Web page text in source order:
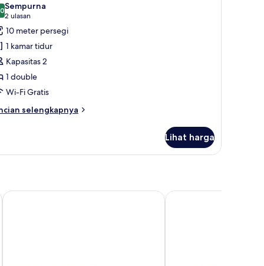
dari 10
Sempurna
2 ulasan
(2
ulasan)
10 meter persegi
1 kamar tidur
Kapasitas 2
1 double
Wi-Fi Gratis
selengkapnya
Lihat harga
Mawün Hotel Pucón Lake Lodge